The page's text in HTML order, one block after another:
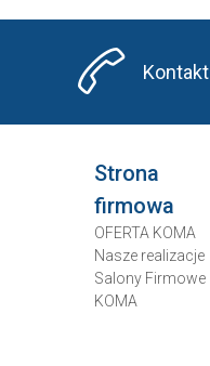
Kontakt
Strona
firmowa
OFERTA KOMA
Nasze realizacje
Salony Firmowe
KOMA